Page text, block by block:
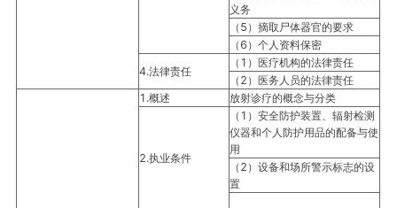
义务
（5）摘取尸体器官的要求
（6）个人资料保密
4.法律责任
（1）医疗机构的法律责任
（2）医务人员的法律责任
1.概述 放射诊疗的概念与分类
2.执业条件
（1）安全防护装置、辐射检测
仪器和个人防护用品的配备与使
用
（2）设备和场所警示标志的设
置